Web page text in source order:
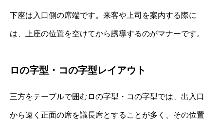
下座は入口側の席端です。来客や上司を案内する際に
は、上座の位置を空けてから誘導するのがマナーです。
ロの字型・コの字型レイアウト
三方をテーブルで囲むロの字型・コの字型では、出入口
から遠く正面の席を議長席とすることが多く、その位置